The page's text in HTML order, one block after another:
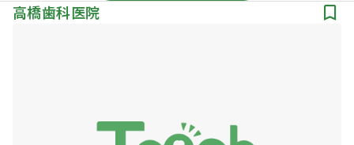
高橋歯科医院